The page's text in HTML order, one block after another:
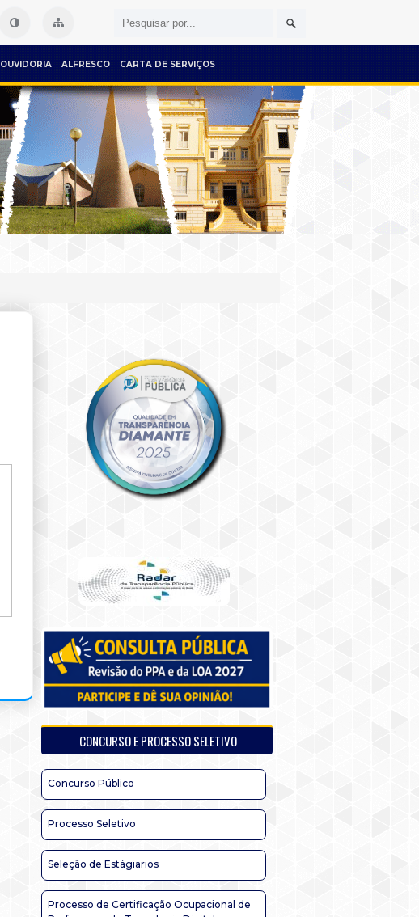
OUVIDORIA ALFRESCO CARTA DE SERVIÇOS
CONCURSO E PROCESSO SELETIVO
Concurso Público
Processo Seletivo
Seleção de Estágiarios
Processo de Certificação Ocupacional de